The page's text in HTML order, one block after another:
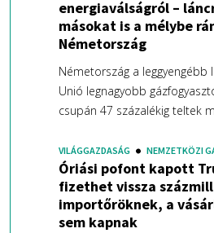
energiaválságról –
másokat is a mélybe
Németország
Németország a leggyengébb
Unió legnagyobb
csupán 47 százalékig teltek
VILÁGGAZDASÁG NEMZETKÖZI
Óriási pofont kapott
fizethet vissza
importőröknek, a
sem kapnak